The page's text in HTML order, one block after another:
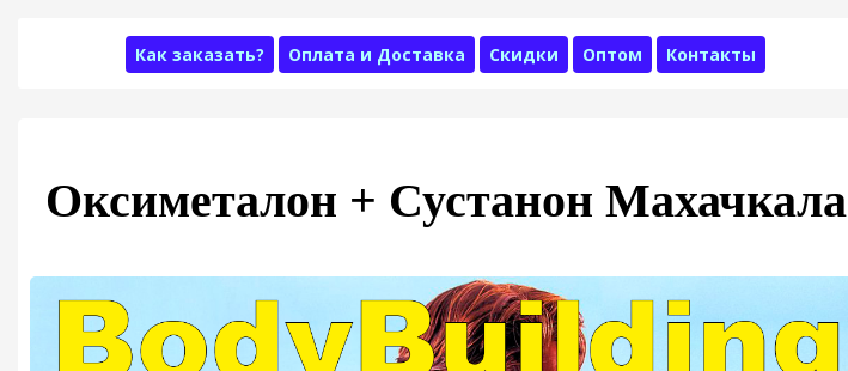
Как заказать? Оплата и Доставка Скидки Оптом Контакты
Оксиметалон + Сустанон Махачкала